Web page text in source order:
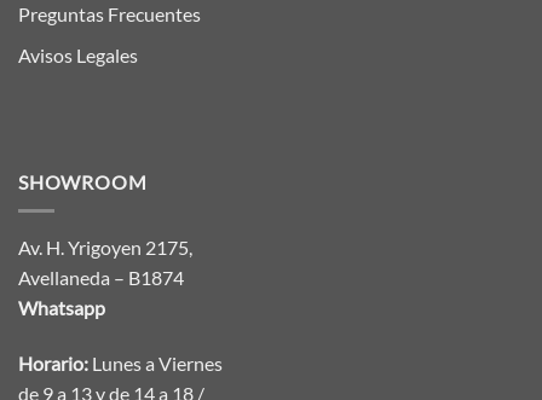
Preguntas Frecuentes
Avisos Legales
SHOWROOM
Av. H. Yrigoyen 2175,
Avellaneda – B1874
Whatsapp
Horario: Lunes a Viernes
de 9 a 13 y de 14 a 18 /